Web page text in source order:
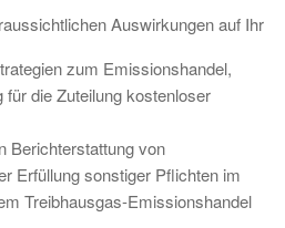
Auswirkungen auf Ihr
zum Emissionshandel,
die Zuteilung kostenloser
Berichterstattung von
Erfüllung sonstiger Pflichten im
Treibhausgas-Emissionshandel